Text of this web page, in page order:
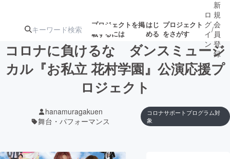
プロジェクトを掲
載するには
はじ
める
プロジェクト
をさがす
注目の新着プロ募集終了が近いプ
ロ
グ
イ
ン
/
新
規
会
員
登
録
コロナに負けるな ダンスミュージ
カル『お私立 花村学園』公演応援プ
ロジェクト
hanamuragakuen
舞台・パフォーマンス
コロナサポートプログラム対
象